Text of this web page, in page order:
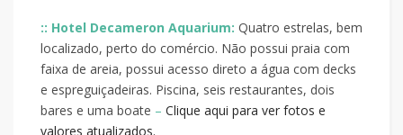
:: Hotel Decameron Aquarium: Quatro estrelas, bem
localizado, perto do comércio. Não possui praia com
faixa de areia, possui acesso direto a água com decks
e espreguiçadeiras. Piscina, seis restaurantes, dois
bares e uma boate – Clique aqui para ver fotos e
valores atualizados.